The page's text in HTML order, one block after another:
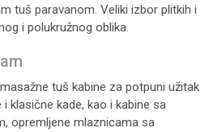
tuš paravanom. Veliki izbor plitkih i
i polukružnog oblika.
tuš kabine za potpuni užitak
klasične kade, kao i kabine sa
opremljene mlaznicama sa